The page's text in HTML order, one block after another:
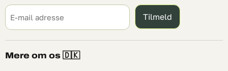
E-mail adresse Tilmeld
Mere om os 🇩🇰